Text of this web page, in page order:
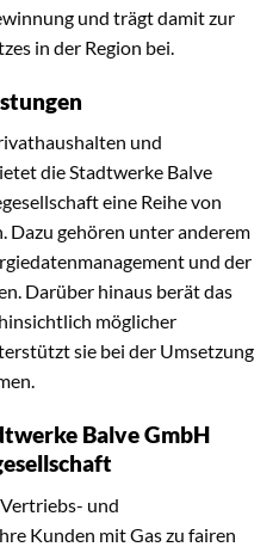
und trägt damit zur
in der Region bei.
und
die Stadtwerke Balve
eine Reihe von
Dazu gehören unter anderem
und der
Darüber hinaus berät das
möglicher
sie bei der Umsetzung
Balve GmbH
und
Kunden mit Gas zu fairen